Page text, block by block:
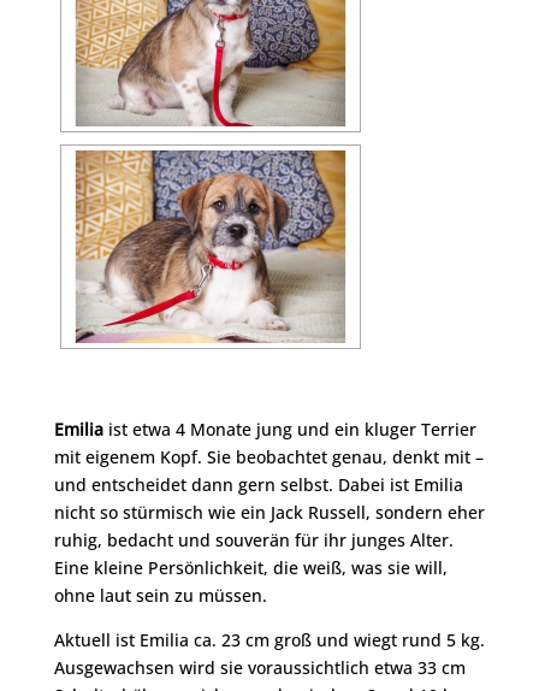
Emiliaist etwa 4 Monate jung und ein kluger Terrier
mit eigenem Kopf. Sie beobachtet genau, denkt mit –
und entscheidet dann gern selbst. Dabei ist Emilia
nicht so stürmisch wie ein Jack Russell, sondern eher
ruhig, bedacht und souverän für ihr junges Alter.
Eine kleine Persönlichkeit, die weiß, was sie will,
ohne laut sein zu müssen.
Aktuell ist Emilia ca. 23 cm groß und wiegt rund 5 kg.
Ausgewachsen wird sie voraussichtlich etwa 33 cm